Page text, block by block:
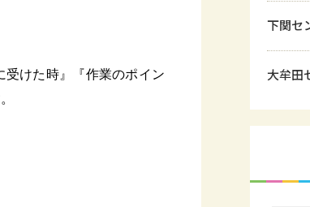
けた時』『作業のポイン
下関セ
大牟田